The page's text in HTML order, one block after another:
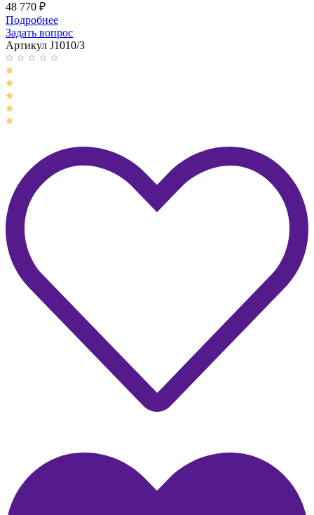
48 770 ₽
Подробнее
Задать вопрос
Артикул J1010/3